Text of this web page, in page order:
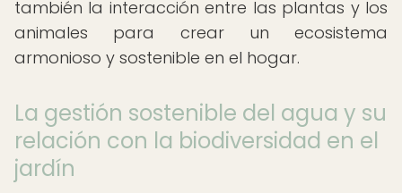
también la interacción entre las plantas y los
animales para crear un ecosistema
armonioso y sostenible en el hogar.
La gestión sostenible del agua y su
relación con la biodiversidad en el
jardín